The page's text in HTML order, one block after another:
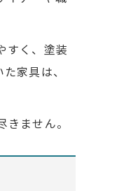
すく、塗装
家具は、
ません。